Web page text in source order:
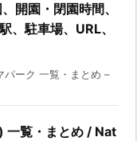
開園・閉園時間、
、駐車場、URL、
パーク 一覧・まとめ –
一覧・まとめ / Nat